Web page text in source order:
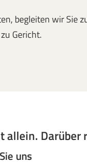
begleiten wir Sie
Gericht.
allein. Darüber
uns